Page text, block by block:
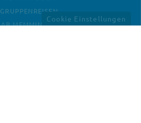
GRUPPENREISEN
AB MEMMINGEN
Cookie Einstellungen